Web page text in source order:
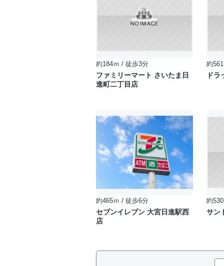
約184ｍ / 徒歩3分
ファミリーマート さいたま日
進町二丁目店
約
ド
約465ｍ / 徒歩6分
セブンイレブン 大宮日進駅西
店
約
サン